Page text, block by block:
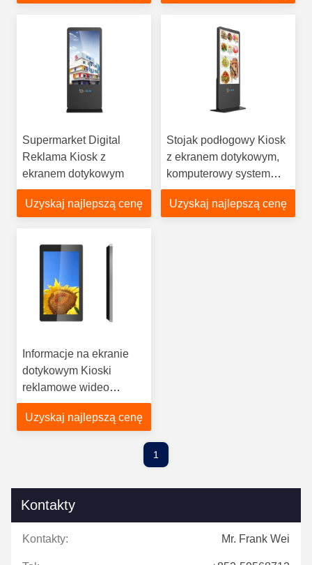
Supermarket Digital
Reklama Kiosk z
ekranem dotykowym
Uzyskaj najlepszą cenę
Stojak podłogowy Kiosk
z ekranem dotykowym,
komputerowy system
informacyjny Kiosk
Uzyskaj najlepszą cenę
Informacje na ekranie
dotykowym Kioski
reklamowe wideo
Wyświetla poziome lub
pionowe
Uzyskaj najlepszą cenę
1
Kontakty
Kontakty: Mr. Frank Wei